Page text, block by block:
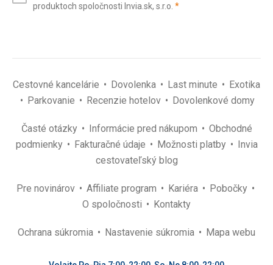
(povinné)
produktoch spoločnosti Invia.sk, s.r.o. *(povinné)
Cestovné kancelárie Dovolenka Last minute
Exotika
Parkovanie
Recenzie hotelov Dovolenkové domy
Časté otázky Informácie pred nákupom
Obchodné
podmienky
Fakturačné údaje Možnosti platby
Invia
cestovateľský blog
Pre novinárov Affiliate program Kariéra
Pobočky
O spoločnosti
Kontakty
Ochrana súkromia Nastavenie súkromia Mapa webu